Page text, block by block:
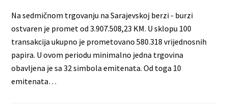
Na sedmičnom trgovanju na Sarajevskoj berzi - burzi
ostvaren je promet od 3.907.508,23 KM. U sklopu 100
transakcija ukupno je prometovano 580.318 vrijednosnih
papira. U ovom periodu minimalno jedna trgovina
obavljena je sa 32 simbola emitenata. Od toga 10
emitenata…